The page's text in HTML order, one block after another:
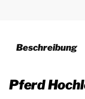
Beschreibung
Pferd